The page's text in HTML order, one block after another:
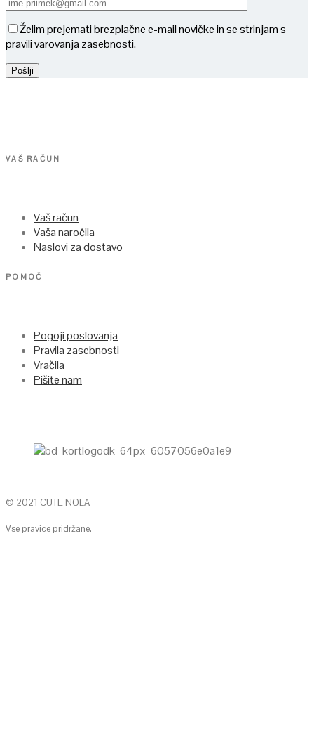
Želim prejemati brezplačne e-mail novičke in se strinjam s
pravili varovanja zasebnosti.
VAŠ RAČUN
Vaš račun
Vaša naročila
Naslovi za dostavo
POMOČ
Pogoji poslovanja
Pravila zasebnosti
Vračila
Pišite nam
© 2021 CUTE NOLA
Vse pravice pridržane.